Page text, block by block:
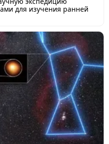
для изучения ранней